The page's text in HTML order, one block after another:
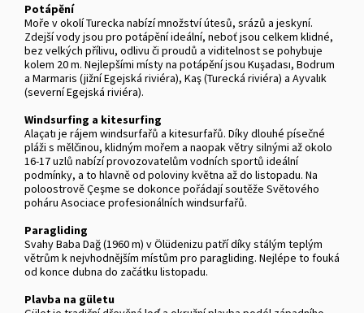
Potápění
Moře v okolí Turecka nabízí množství útesů, srázů a jeskyní.
Zdejší vody jsou pro potápění ideální, neboť jsou celkem klidné,
bez velkých přílivu, odlivu či proudů a viditelnost se pohybuje
kolem 20 m. Nejlepšími místy na potápění jsou Kuşadası, Bodrum
a Marmaris (jižní Egejská riviéra), Kaş (Turecká riviéra) a Ayvalık
(severní Egejská riviéra).
Windsurfing a kitesurfing
Alaçatı je rájem windsurfařů a kitesurfařů. Díky dlouhé písečné
pláži s mělčinou, klidným mořem a naopak větry silnými až okolo
16-17 uzlů nabízí provozovatelům vodních sportů ideální
podmínky, a to hlavně od poloviny května až do listopadu. Na
poloostrově Çeşme se dokonce pořádají soutěže Světového
poháru Asociace profesionálních windsurfařů.
Paragliding
Svahy Baba Dağ (1960 m) v Ölüdenizu patří díky stálým teplým
větrům k nejvhodnějším místům pro paragliding. Nejlépe to fouká
od konce dubna do začátku listopadu.
Plavba na gületu